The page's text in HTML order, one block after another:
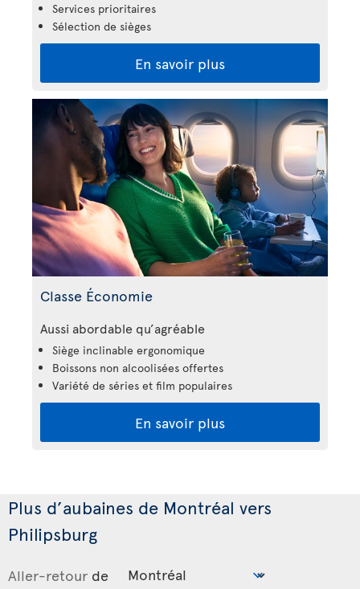
Services prioritaires
Sélection de sièges
En savoir plus
Classe Économie
Aussi abordable qu’agréable
Siège inclinable ergonomique
Boissons non alcoolisées offertes
Variété de séries et film populaires
En savoir plus
Plus d’aubaines de Montréal vers
Philipsburg
Aller-retour de